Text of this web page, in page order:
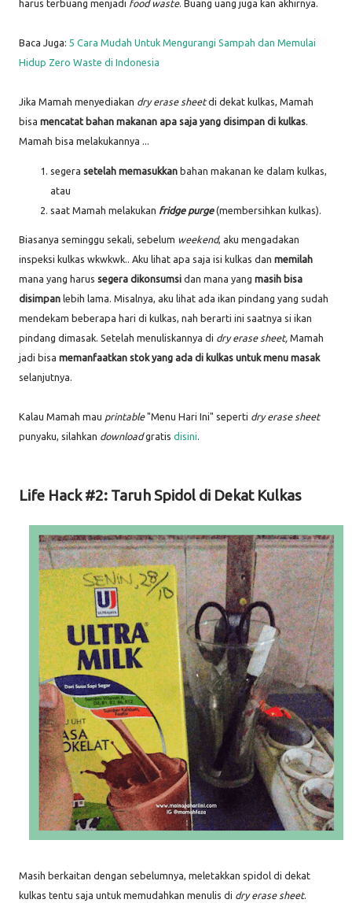
harus terbuang menjadi food waste. Buang uang juga kan akhirnya.
Baca Juga: 5 Cara Mudah Untuk Mengurangi Sampah dan Memulai
Hidup Zero Waste di Indonesia
Jika Mamah menyediakan dry erase sheetdi dekat kulkas, Mamah
bisa mencatat bahan makanan apa saja yang disimpan di kulkas.
Mamah bisa melakukannya ...
segera setelah memasukkan bahan makanan ke dalam kulkas,
atau
saat Mamah melakukan fridge purge (membersihkan kulkas).
Biasanya seminggu sekali, sebelum weekend, aku mengadakan
inspeksi kulkas wkwkwk.. Aku lihat apa saja isi kulkas dan memilah
mana yang harus segera dikonsumsi dan mana yang masih bisa
disimpan lebih lama. Misalnya, aku lihat ada ikan pindang yang sudah
mendekam beberapa hari di kulkas, nah berarti ini saatnya si ikan
pindang dimasak. Setelah menuliskannya di dry erase sheet, Mamah
jadi bisa memanfaatkan stok yang ada di kulkas untuk menu masak
selanjutnya.
Kalau Mamah mau printable"Menu Hari Ini" seperti dry erase sheet
punyaku, silahkan downloadgratis disini.
Life Hack #2: Taruh Spidol di Dekat Kulkas
Masih berkaitan dengan sebelumnya, meletakkan spidol di dekat
kulkas tentu saja untuk memudahkan menulis di dry erase sheet.